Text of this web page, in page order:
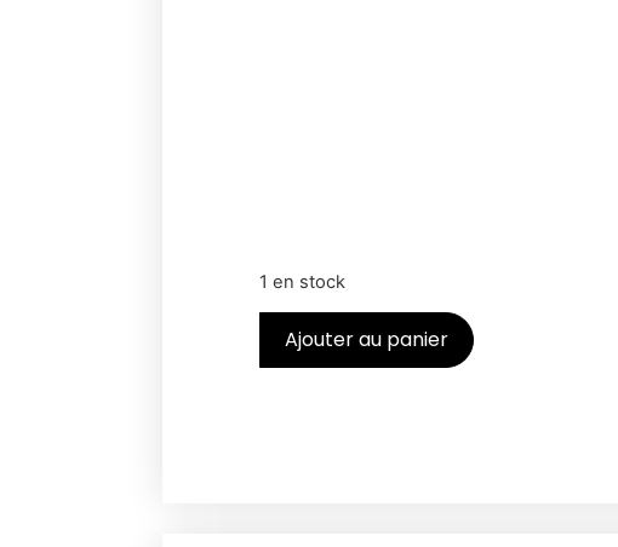
1 en stock
Ajouter au panier